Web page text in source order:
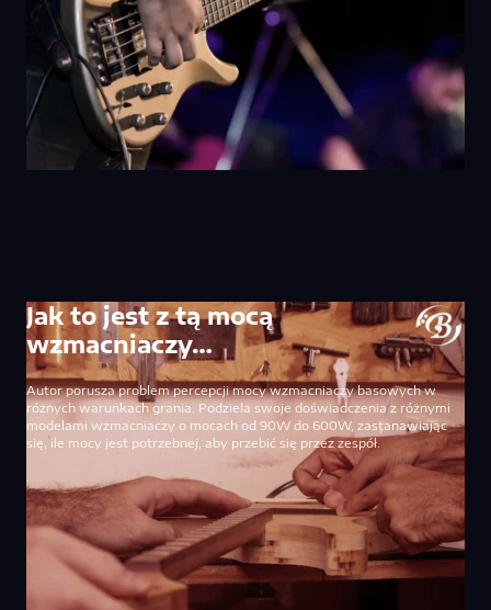
Jak to jest z tą mocą
wzmacniaczy…
Autor porusza problem percepcji mocy wzmacniaczy basowych w
różnych warunkach grania. Podziela swoje doświadczenia z różnymi
modelami wzmacniaczy o mocach od 90W do 600W, zastanawiając
się, ile mocy jest potrzebnej, aby przebić się przez zespół.